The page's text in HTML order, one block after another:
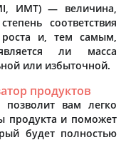
ИМТ) — величина,
соответствия
и, тем самым,
ли масса
или избыточной.
продуктов
позволит вам легко
продукта и поможет
будет полностью